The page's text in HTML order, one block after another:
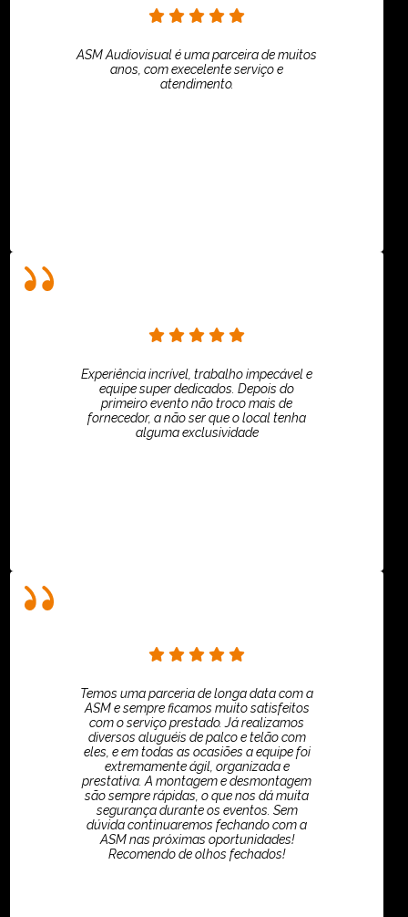
ASM Audiovisual é uma parceira de muitos
anos, com execelente serviço e
atendimento.
Experiência incrível, trabalho impecável e
equipe super dedicados. Depois do
primeiro evento não troco mais de
fornecedor, a não ser que o local tenha
alguma exclusividade
Temos uma parceria de longa data com a
ASM e sempre ficamos muito satisfeitos
com o serviço prestado. Já realizamos
diversos aluguéis de palco e telão com
eles, e em todas as ocasiões a equipe foi
extremamente ágil, organizada e
prestativa. A montagem e desmontagem
são sempre rápidas, o que nos dá muita
segurança durante os eventos. Sem
dúvida continuaremos fechando com a
ASM nas próximas oportunidades!
Recomendo de olhos fechados!